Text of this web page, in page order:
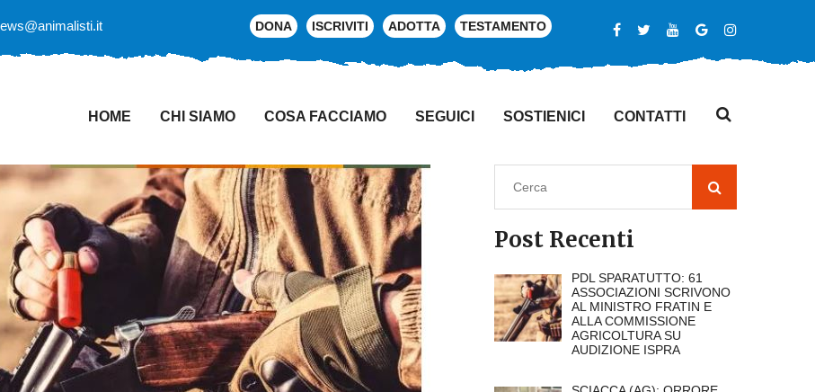
DONA ISCRIVITI ADOTTA TESTAMENTO
HOME CHI SIAMO COSA FACCIAMO SEGUICI SOSTIENICI CONTATTI
Post Recenti
PDL SPARATUTTO: 61
ASSOCIAZIONI SCRIVONO
AL MINISTRO FRATIN E
ALLA COMMISSIONE
AGRICOLTURA SU
AUDIZIONE ISPRA